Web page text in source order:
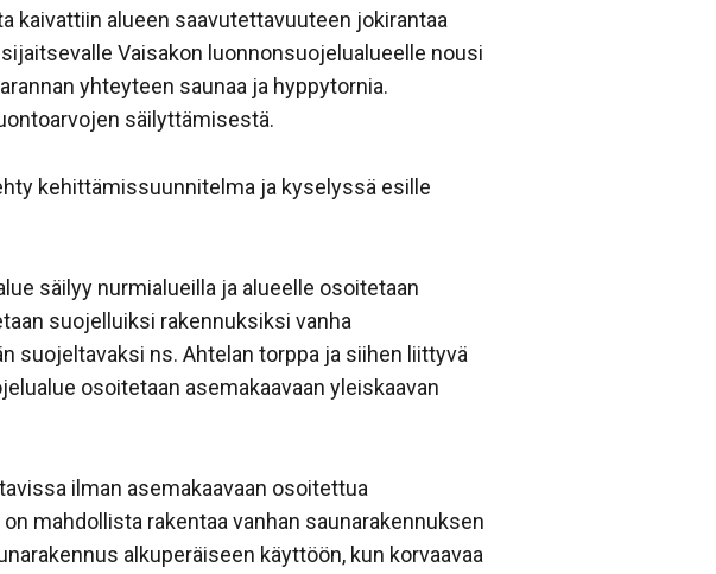
kaivattiin alueen saavutettavuuteen jokirantaa
Vaisakon luonnonsuojelualueelle nousi
yhteyteen saunaa ja hyppytornia.
säilyttämisestä.
kehittämissuunnitelma ja kyselyssä esille
säilyy nurmialueilla ja alueelle osoitetaan
suojelluiksi rakennuksiksi vanha
suojeltavaksi ns. Ahtelan torppa ja siihen liittyvä
osoitetaan asemakaavaan yleiskaavan
ilman asemakaavaan osoitettua
mahdollista rakentaa vanhan saunarakennuksen
alkuperäiseen käyttöön, kun korvaavaa